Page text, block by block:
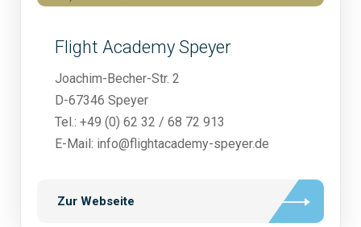
Flight Academy Speyer
Joachim-Becher-Str. 2
D-67346 Speyer
Tel.: +49 (0) 62 32 / 68 72 913
E-Mail: info@flightacademy-speyer.de
Zur Webseite